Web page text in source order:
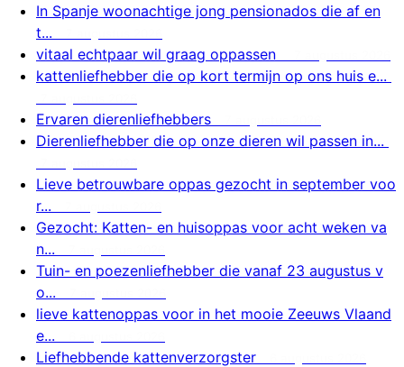
In Spanje woonachtige jong pensionados die af en
t...
vitaal echtpaar wil graag oppassen
kattenliefhebber die op kort termijn op ons huis e...
Ervaren dierenliefhebbers
Dierenliefhebber die op onze dieren wil passen in...
Lieve betrouwbare oppas gezocht in september voo
r...
Gezocht: Katten- en huisoppas voor acht weken va
n...
Tuin- en poezenliefhebber die vanaf 23 augustus v
o...
lieve kattenoppas voor in het mooie Zeeuws Vlaand
e...
Liefhebbende kattenverzorgster